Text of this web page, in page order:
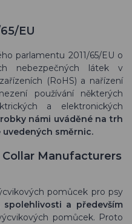
EU
parlamentu 2011/65/EU o
nebezpečných látek v
(RoHS) a nařízení
používání některých
a elektronických
námi uváděné na trh
uvedených směrnic.
Collar Manufacturers
pomůcek pro psy
a především
pomůcek. Proto